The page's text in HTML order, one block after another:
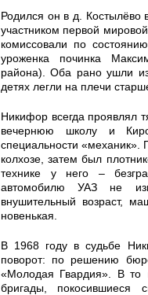
Родился он в д. Костылёво
участником первой
комиссовали по
уроженка починка
района). Оба рано ушли
детях легли на плечи
Никифор всегда проявлял
вечернюю школу и
специальности
колхозе, затем был
технике у него –
автомобилю УАЗ не
внушительный возраст,
новенькая.
В 1968 году в судьбе
поворот: по решению
«Молодая Гвардия». В то
бригады, покосившиеся